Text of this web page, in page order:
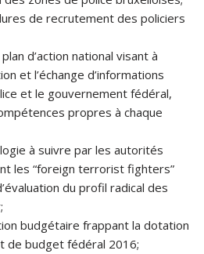
de recrutement des policiers
d’action national visant à
et l’échange d’informations
et le gouvernement fédéral,
propres à chaque
à suivre par les autorités
les “foreign terrorist fighters”
du profil radical des
budgétaire frappant la dotation
de budget fédéral 2016;